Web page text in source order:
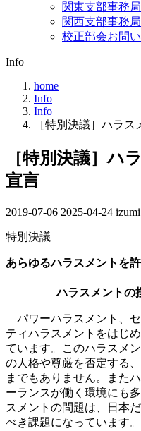
関東支部事務
関西支部事務
校正部会お問
Info
home
Info
Info
［特別決議］ハラ
［特別決議］ハ
宣言
2019-07-06 最
新
日
時
2025-04-24
特別決議
あらゆるハラスメントを
ハラスメントの
パワーハラスメント、
ティハラスメントをはじ
ています。このハラスメ
の人格や尊厳を否定する
までもありません。また
ーランスが働く環境にも
スメントの問題は、日本
べき課題になっています